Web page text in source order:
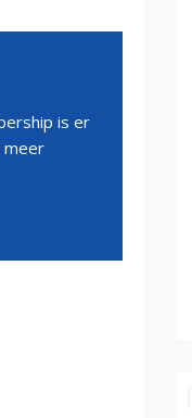
is er
meer